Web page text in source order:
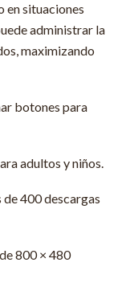
en situaciones
administrar la
maximizando
botones para
adultos y niños.
400 descargas
800 × 480